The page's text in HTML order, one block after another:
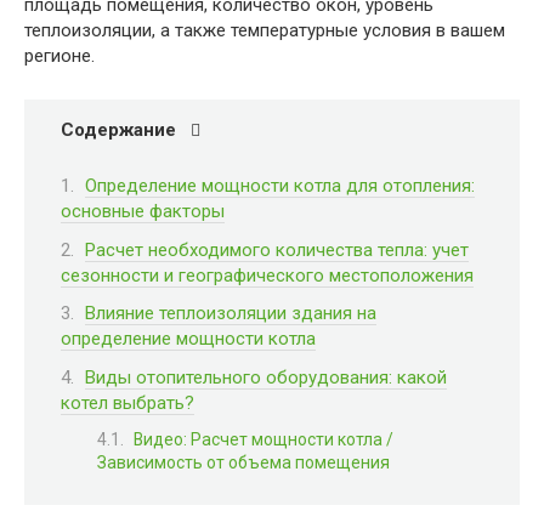
площадь помещения, количество окон, уровень
теплоизоляции, а также температурные условия в вашем
регионе.
Содержание
Определение мощности котла для отопления:
основные факторы
Расчет необходимого количества тепла: учет
сезонности и географического местоположения
Влияние теплоизоляции здания на
определение мощности котла
Виды отопительного оборудования: какой
котел выбрать?
Видео: Расчет мощности котла /
Зависимость от объема помещения